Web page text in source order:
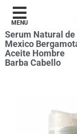
MENU
Serum Natural de
Mexico
Aceite Hombre
Barba Cabello